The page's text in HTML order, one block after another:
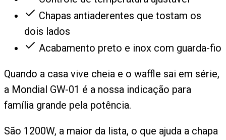
Chapas antiaderentes que tostam os
dois lados
Acabamento preto e inox com guarda-fio
Quando a casa vive cheia e o waffle sai em série,
a Mondial GW-01 é a nossa indicação para
família grande pela potência.
São 1200W, a maior da lista, o que ajuda a chapa